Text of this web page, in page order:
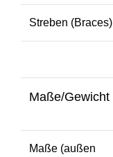
Streben (Braces)
Maße/Gewicht
Maße (außen